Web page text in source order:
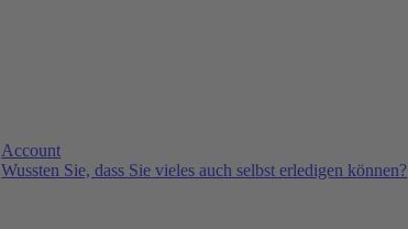
Account
Wussten Sie, dass Sie vieles auch selbst erledigen können?